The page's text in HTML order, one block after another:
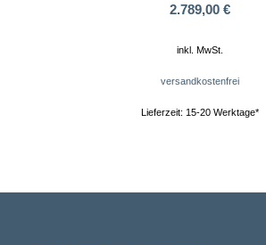
2.789,00 €
inkl. MwSt.
versandkostenfrei
Lieferzeit: 15-20 Werktage*